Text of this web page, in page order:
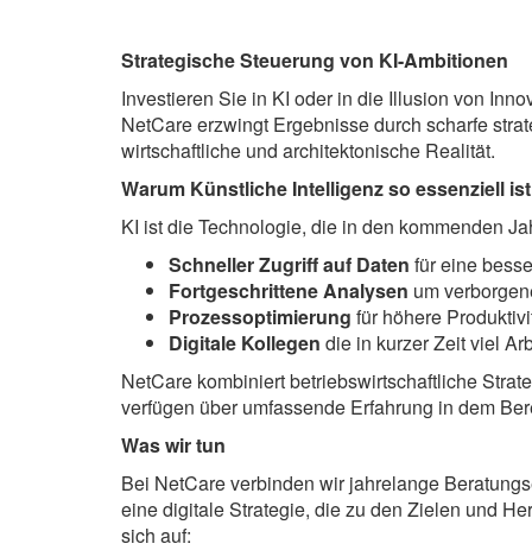
Strategische Steuerung von KI-Ambitionen
Investieren Sie in KI oder in die Illusion von
NetCare erzwingt Ergebnisse durch scharfe
wirtschaftliche und architektonische Realität.
Warum Künstliche Intelligenz so essenziell ist
KI ist die Technologie, die in den kommenden
Schneller Zugriff auf Daten für eine
Fortgeschrittene Analysen um
Prozessoptimierung für höhere
Digitale Kollegen die in kurzer Zeit viel
NetCare kombiniert betriebswirtschaftliche
verfügen über umfassende Erfahrung in dem
Was wir tun
Bei NetCare verbinden wir jahrelange
eine digitale Strategie, die zu den Zielen und
sich auf: